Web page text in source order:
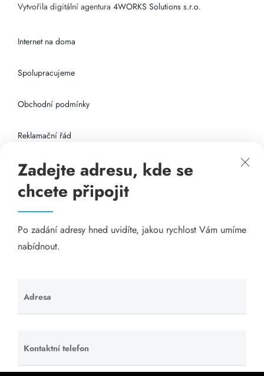
Vytvořila digitální agentura 4WORKS Solutions s.r.o.
Internet na doma
Spolupracujeme
Obchodní podmínky
Reklamační řád
Připojení k internetu
Odkazy
Katalog A-seznam.cz
Visací zámky - TOKOZ
Zadejte adresu, kde se
chcete připojit
Po zadání adresy hned uvidíte, jakou rychlost Vám umíme
nabídnout.
Adresa
Ponechte
toto pole
Kontaktní telefon
Ponechte
toto pole